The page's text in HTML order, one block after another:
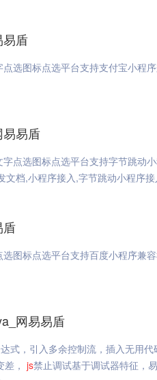
易盾
点选图标点选平台支持支付宝小程
易易盾
字点选图标点选平台支持字节跳动
文档,小程序接入,字节跳动小程序接
盾
选图标点选平台支持百度小程序兼
网易易盾
式，引入多余控制流，插入无用
， js禁止调试基于调试器特征，